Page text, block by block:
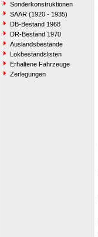
Sonderkonstruktionen
SAAR (1920 - 1935)
DB-Bestand 1968
DR-Bestand 1970
Auslandsbestände
Lokbestandslisten
Erhaltene Fahrzeuge
Zerlegungen